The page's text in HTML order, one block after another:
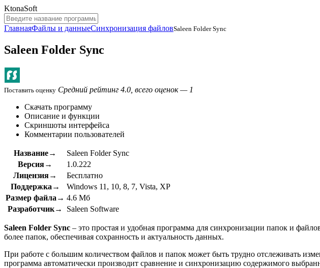
KtonaSoft
ГлавнаяФайлы и данныеСинхронизация файловSaleen Folder Sync
Saleen Folder Sync
Поставить оценку Средний рейтинг 4.0, всего оценок — 1
Скачать программу
Описание и функции
Скриншоты интерфейса
Комментарии пользователей
Название→
Saleen Folder Sync
Версия→
1.0.222
Лицензия→
Бесплатно
Поддержка→
Windows 11, 10, 8, 7, Vista, XP
Размер файла→ 4.6 Мб
Разработчик→
Saleen Software
Saleen Folder Sync – это простая и удобная программа для синхронизации папок и
более папок, обеспечивая сохранность и актуальность данных.
При работе с большим количеством файлов и папок может быть трудно отслеживать
программа автоматически производит сравнение и синхронизацию содержимого